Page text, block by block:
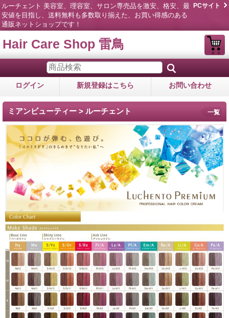
ルーチェント 美容室、理容室、サロン専売品を激安、格安、最
安値を目指し、送料無料も多数取り揃えた、お買い得感のある
通販ネットショップです！
PCサイト
Hair Care Shop 雷鳥
ログイン 新規登録はこちら お問い合わせ
ミアンビューティー > ルーチェント 一覧